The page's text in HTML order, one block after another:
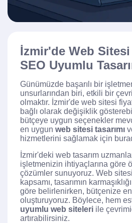
İzmir'de Web Sitesi
SEO Uyumlu
Günümüzde başarılı bir
unsurlarından biri, etkili bir
olmaktır. İzmir'de web sitesi
bağlı olarak değişiklik
bütçeye uygun seçenekler
en uygun web sitesi tasarımı
hizmetlerini sağlamak için
İzmir'deki web tasarım
işletmenizin ihtiyaçlarına göre
çözümler sunuyoruz. Web
kapsamı, tasarımın
göre belirlenirken, bütçenize
oluşturuyoruz. Böylece, hem
uyumlu web siteleri ile
artırabilirsiniz.